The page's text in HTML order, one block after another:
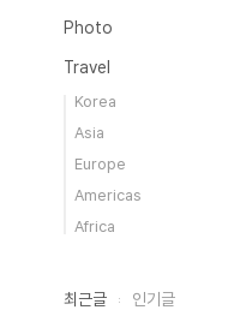
Photo
Travel
Korea
Asia
Europe
Americas
Africa
최근글 인기글